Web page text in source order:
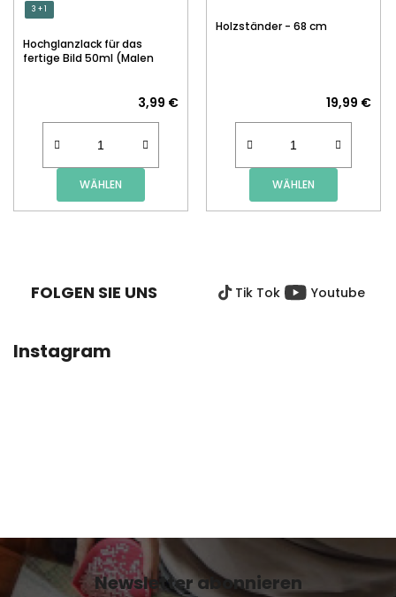
3 + 1
Hochglanzlack für das
fertige Bild 50ml (Malen
3,99 €
WÄHLEN
Holzständer - 68 cm
19,99 €
WÄHLEN
FOLGEN SIE UNS Tik Tok Youtube
Instagram
Newsletter abonnieren